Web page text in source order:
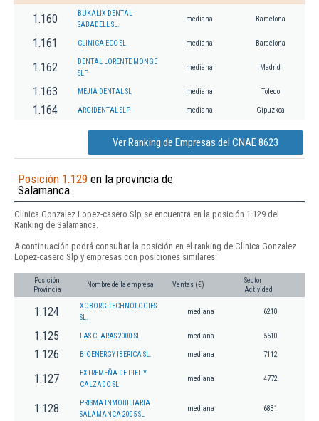
1.160
BUKALIX DENTAL
SABADELL SL.
mediana Barcelona
1.161 CLINICA ECO SL mediana Barcelona
1.162
DENTAL LORENTE MONGE
SLP
mediana Madrid
1.163 MEJIA DENTAL SL mediana Toledo
1.164 ARGIDENTAL SLP mediana Gipuzkoa
Ver Ranking de Empresas del CNAE 8623
Posición 1.129 en la provincia de
Salamanca
Clinica Gonzalez Lopez-casero Slp se encuentra en la posición 1.129 del
Ranking de Salamanca.
A continuación podrá consultar la posición en el ranking de Clinica Gonzalez
Lopez-casero Slp y empresas con posiciones similares:
Posición
Provincia
Nombre de la empresa Ventas (€)
Sector
Actividad
1.124
XOBORG TECHNOLOGIES
SL.
mediana 6210
1.125 LAS CLARAS 2000 SL mediana 5510
1.126 BIOENERGY IBERICA SL. mediana 7112
1.127
EXTREMEÑA DE PIEL Y
CALZADO SL
mediana 4772
1.128
PRISMA INMOBILIARIA
SALAMANCA 2005 SL
mediana 6831